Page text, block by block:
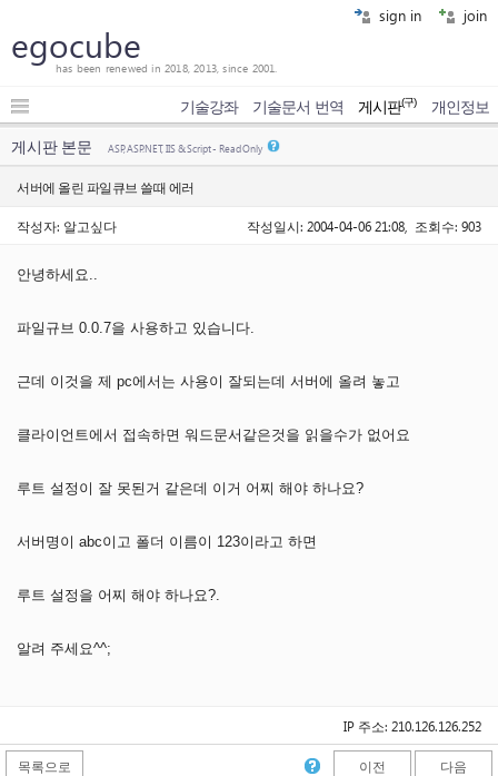
sign in join
egocube
has been renewed in 2018, 2013, since 2001.
기술강좌 기술문서 번역 게시판(구) 개인정보
게시판 본문 ASP, ASP.NET, IIS & Script - Read Only
서버에 올린 파일큐브 쓸때 에러
작성자: 알고싶다 작성일시: 2004-04-06 21:08, 조회수: 903
안녕하세요..
파일규브 0.0.7을 사용하고 있습니다.
근데 이것을 제 pc에서는 사용이 잘되는데 서버에 올려 놓고
클라이언트에서 접속하면 워드문서같은것을 읽을수가 없어요
루트 설정이 잘 못된거 같은데 이거 어찌 해야 하나요?
서버명이 abc이고 폴더 이름이 123이라고 하면
루트 설정을 어찌 해야 하나요?.
알려 주세요^^;
IP 주소: 210.126.126.252
목록으로 이전 다음